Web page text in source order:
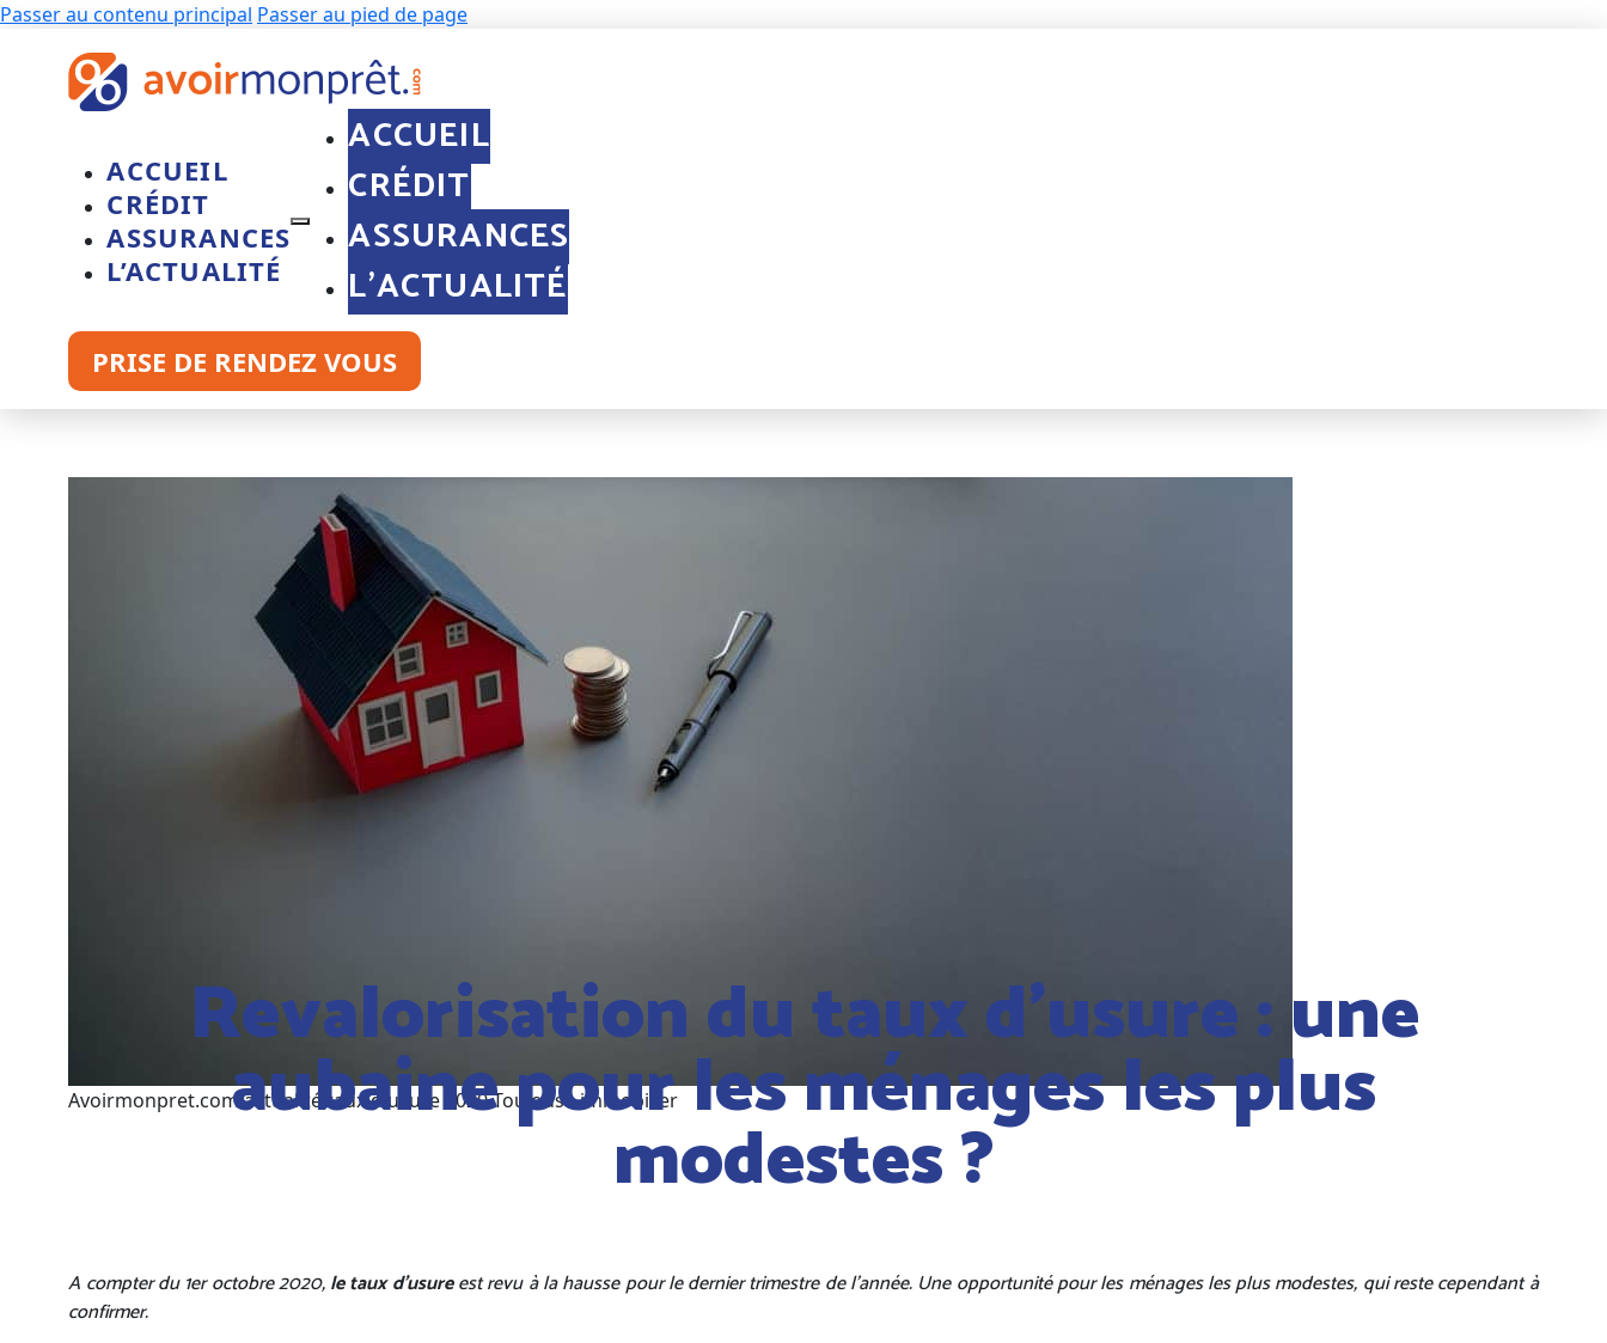
Passer au contenu principal Passer au pied de page
ACCUEIL
CRÉDIT
ASSURANCES
L’ACTUALITÉ
ACCUEIL
CRÉDIT
ASSURANCES
L’ACTUALITÉ
PRISE DE RENDEZ VOUS
Avoirmonpret.com actualité taux d'usure 2020 Toulouse immobilier
Revalorisation du taux d’usure : une
aubaine pour les ménages les plus
modestes ?
A compter du 1er octobre 2020,le taux d’usureest revu à la hausse pour le dernier trimestre de l’année. Une opportunité pour les ménages les plus modestes, qui reste cependant à
confirmer.